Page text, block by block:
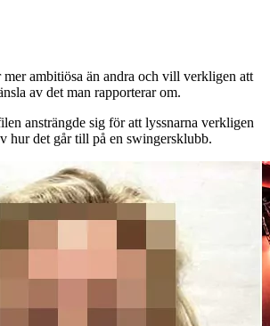
ambitiösa än andra och vill verkligen att
av det man rapporterar om.
ansträngde sig för att lyssnarna verkligen
hur det går till på en swingersklubb.